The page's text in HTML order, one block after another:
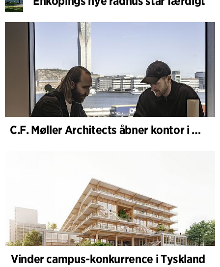
C.F. Møller Architects åbner kontor i Göteborg
Vinder campus-konkurrence i Tyskland